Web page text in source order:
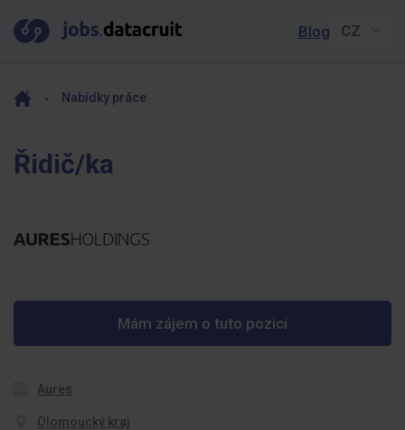
Blog
Nabídky práce
Řidič/ka
Mám zájem o tuto pozici
Aures
Olomoucký kraj